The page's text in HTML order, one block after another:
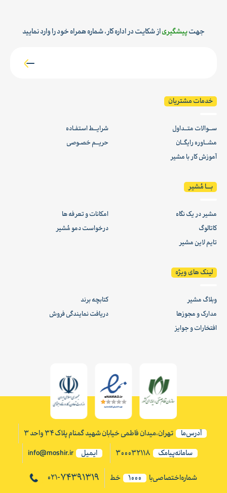
جهتپیشگیریاز شکایت در اداره کار، شماره همراه خود را وارد نمایید
خدمات مشتریان
ســوالات متــداول
مشــاوره رایگــان
آموزش کار با مشیر
شرایــط استفـاده
حریــم خصـوصی
بـــا مُشیر
مشیر در یک نگاه
کاتالوگ
تایم لاین مشیر
امکانات و تعرفه ها
درخواست دمو مُشیر
لینک های ویژه
وبلاگ مشیر
مدارک و مجوزها
افتخارات و جوایز
کتابچه برند
دریافت نمایندگی فروش
آدرس‌ما
تهران،میدان فاطمی خیابان شهید گمنام پلاک ۳۴ واحد ۳
سامانه‌پیامک
300032118 ایمیل info@moshir.ir
شماره‌اختصاصی‌با 1000 خط 021-74391319